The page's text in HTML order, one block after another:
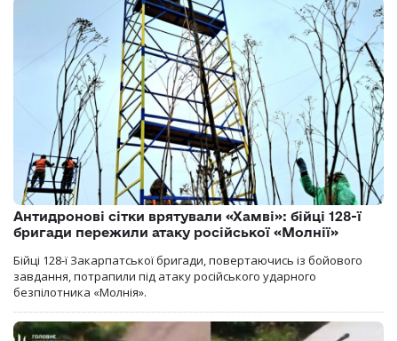
Антидронові сітки врятували «Хамві»: бійці 128-ї
бригади пережили атаку російської «Молнії»
Бійці 128-ї Закарпатської бригади, повертаючись із бойового
завдання, потрапили під атаку російського ударного
безпілотника «Молнія».